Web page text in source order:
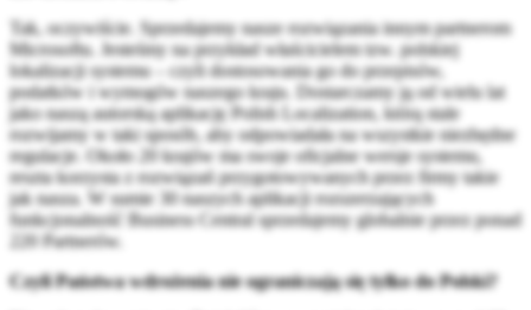
Tak, oczywiście. Sprzedajemy nasze rozwiązania innym partnerom
Microsoftu. Jesteśmy na przykład właścicielem tzw. polskiej
lokalizacji systemu – czyli dostosowania go do przepisów,
podatków i wymogów naszego kraju. Dostarczamy ją od wielu lat
jako naszą autorską aplikację Polish Localization, którą stale
rozwijamy w taki sposób, aby odpowiadała na wszystkie niezbędne
regulacje. Około 20 krajów ma swoje oficjalne wersje systemu,
reszta korzysta z rozwiązań przygotowywanych przez firmy takie
jak nasza. W sumie 30 naszych aplikacji rozszerzających
funkcjonalność Business Central sprzedajemy globalnie przez ponad
220 Partnerów.
Czyli Państwa wdrożenia nie ograniczają się tylko do Polski?